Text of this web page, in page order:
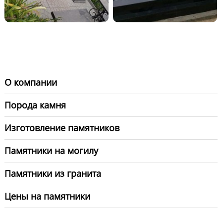
О компании
Порода камня
Изготовление памятников
Памятники на могилу
Памятники из гранита
Цены на памятники